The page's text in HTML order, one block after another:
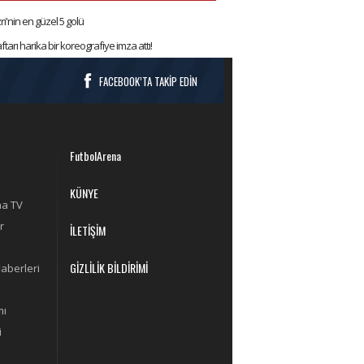
en güzel 5 golü
harika bir koreografiye imza attı!
FACEBOOK’TA TAKİP EDİN
TV
FutbolArena
KÜNYE
İLETİŞİM
GİZLİLİK BİLDİRİMİ